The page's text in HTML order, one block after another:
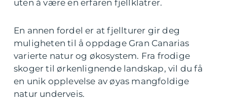
uten å være en erfaren fjellklatrer.
En annen fordel er at fjellturer gir deg
muligheten til å oppdage Gran Canarias
varierte natur og økosystem. Fra frodige
skoger til ørkenlignende landskap, vil du få
en unik opplevelse av øyas mangfoldige
natur underveis.